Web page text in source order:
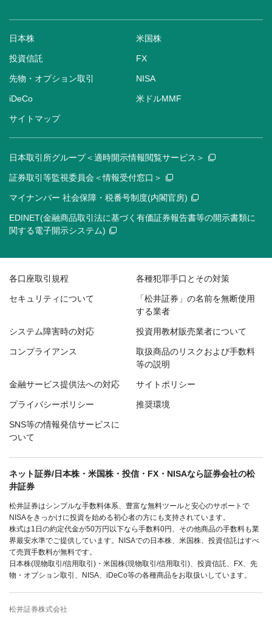
日本株 米国株
投資信託 FX
先物・オプション取引 NISA
iDeCo 米ドルMMF
サイトマップ
日本取引所グループ＜適時開示情報閲覧サービス＞
証券取引等監視委員会＜情報受付窓口＞
マイナンバー 社会保障・税番号制度(内閣官房)
EDINET(金融商品取引法に基づく有価証券報告書等の開示書類に
関する電子開示システム)
各口座取引規程 各種犯罪手口とその対策
セキュリティについて
「松井証券」の名前を無断使用
する業者
システム障害時の対応 投資用教材販売業者について
コンプライアンス
取扱商品のリスクおよび手数料
等の説明
金融サービス提供法への対応 サイトポリシー
プライバシーポリシー 推奨環境
SNS等の情報発信サービスに
ついて
ネット証券/日本株・米国株・投信・FX・NISAなら証券会社の松
井証券
松井証券はシンプルな手数料体系、豊富な無料ツールと安心のサポートで
NISAをきっかけに投資を始める初心者の方にも支持されています。
株式は1日の約定代金が50万円以下なら手数料0円、その他商品の手数料も業
界最安水準でご提供しています。NISAでの日本株、米国株、投資信託はすべ
て売買手数料が無料です。
日本株(現物取引/信用取引)・米国株(現物取引/信用取引)、投資信託、FX、先
物・オプション取引、NISA、iDeCo等の各種商品をお取扱いしています。
松井証券株式会社